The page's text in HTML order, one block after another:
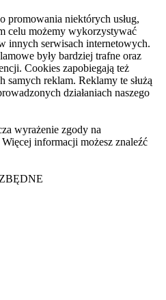
promowania niektórych usług,
celu możemy wykorzystywać
innych serwisach internetowych.
były bardziej trafne oraz
Cookies zapobiegają też
reklam. Reklamy te służą
działaniach naszego
wyrażenie zgody na
informacji możesz znaleźć